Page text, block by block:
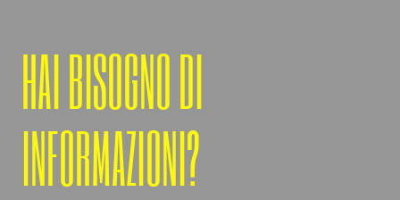
HAI BISOGNO DI
INFORMAZIONI?